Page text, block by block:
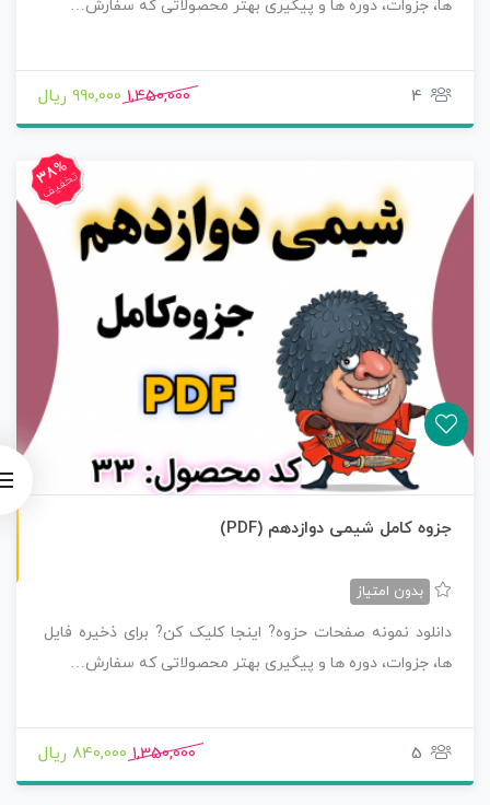
ها، جزوات، دوره ها و پیگیری بهتر محصولاتی که سفارش…
4
1,450,000 990,000 ریال
38%
تخفیف
جزوه کامل شیمی دوازدهم (PDF) نF
بدون امتیاز
دانلود نمونه صفحات حزوه? اینجا کلیک کن? برای ذخیره فایل
ها، جزوات، دوره ها و پیگیری بهتر محصولاتی که سفارش…
5
1,350,000 840,000 ریال